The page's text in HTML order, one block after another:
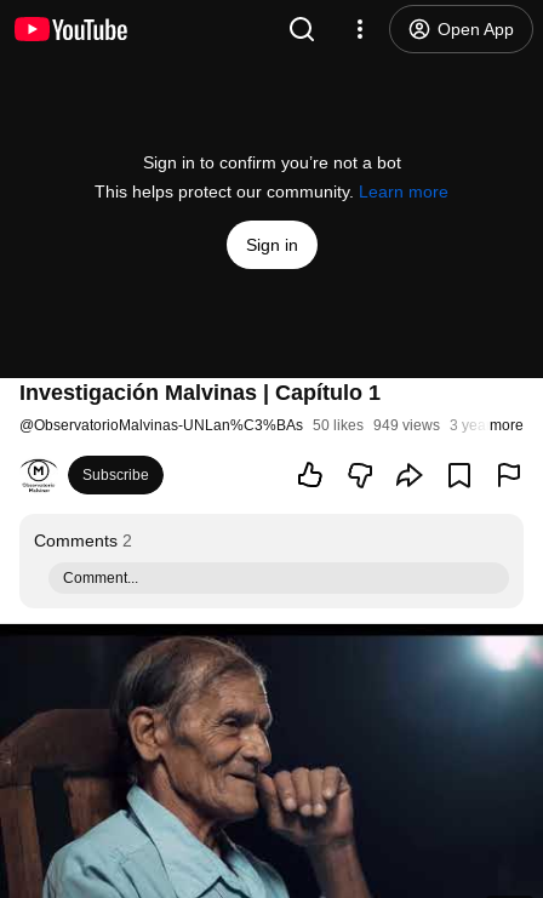
Open App
Sign in to confirm you’re not a bot
This helps protect our community. Learn more
Sign in
Investigación Malvinas | Capítulo 1
@ObservatorioMalvinas-UNLan%C3%BAs 50 likes 949 views 3 years ago
more
Subscribe
Comments 2
Comment...